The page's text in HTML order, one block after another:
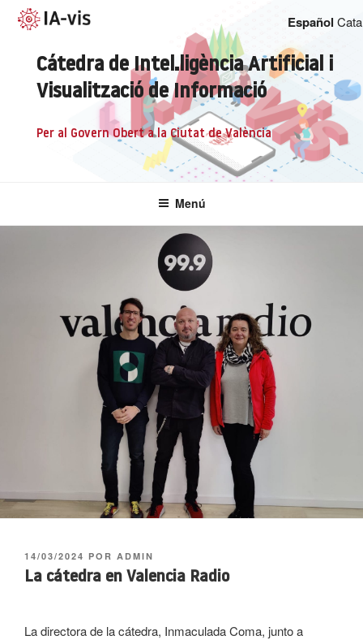
Saltar
Cátedra de Intel.ligència Artificial i
Visualització de Informació
per al Govern Obert a la Ciutat de València
Menú
PUBLICADO
EL
14/03/2024 POR ADMIN
La cátedra en Valencia Radio
La directora de la cátedra, Inmaculada Coma, junto a
Español